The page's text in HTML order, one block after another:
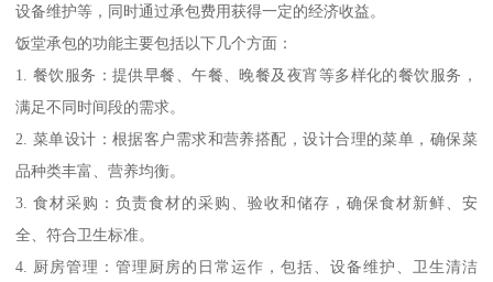
设备维护等，同时通过承包费用获得一定的经济收益。
饭堂承包的功能主要包括以下几个方面：
1. 餐饮服务：提供早餐、午餐、晚餐及夜宵等多样化的餐饮服务，
满足不同时间段的需求。
2. 菜单设计：根据客户需求和营养搭配，设计合理的菜单，确保菜
品种类丰富、营养均衡。
3. 食材采购：负责食材的采购、验收和储存，确保食材新鲜、安
全、符合卫生标准。
4. 厨房管理：管理厨房的日常运作，包括、设备维护、卫生清洁